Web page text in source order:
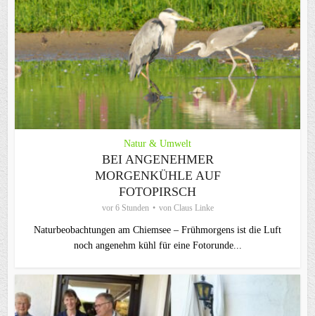
Natur & Umwelt
BEI ANGENEHMER
MORGENKÜHLE AUF
FOTOPIRSCH
vor 6 Stunden von Claus Linke
Naturbeobachtungen am Chiemsee – Frühmorgens ist die Luft
noch angenehm kühl für eine Fotorunde...